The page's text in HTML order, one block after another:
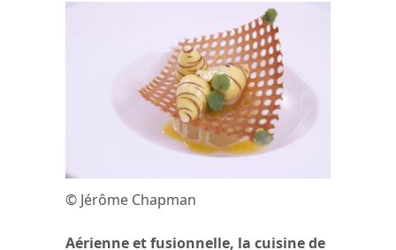
© Jérôme Chapman
Aérienne et fusionnelle, la cuisine de